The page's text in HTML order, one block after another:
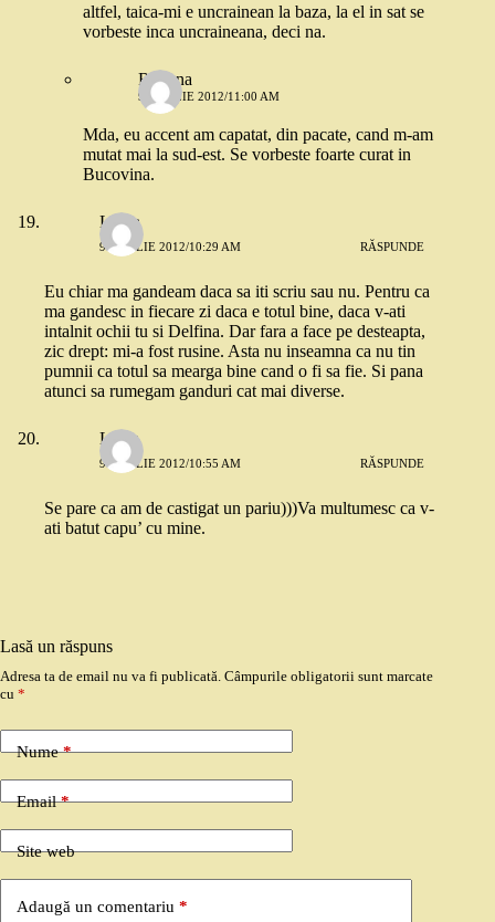
altfel, taica-mi e uncrainean la baza, la el in sat se
vorbeste inca uncraineana, deci na.
Roxana
9 APRILIE 2012/11:00 AM
Mda, eu accent am capatat, din pacate, cand m-am
mutat mai la sud-est. Se vorbeste foarte curat in
Bucovina.
Laura
9 APRILIE 2012/10:29 AM RĂSPUNDE
Eu chiar ma gandeam daca sa iti scriu sau nu. Pentru ca
ma gandesc in fiecare zi daca e totul bine, daca v-ati
intalnit ochii tu si Delfina. Dar fara a face pe desteapta,
zic drept: mi-a fost rusine. Asta nu inseamna ca nu tin
pumnii ca totul sa mearga bine cand o fi sa fie. Si pana
atunci sa rumegam ganduri cat mai diverse.
Luiza
9 APRILIE 2012/10:55 AM RĂSPUNDE
Se pare ca am de castigat un pariu)))Va multumesc ca v-
ati batut capu’ cu mine.
Lasă un răspuns
Adresa ta de email nu va fi publicată. Câmpurile obligatorii sunt marcate
cu *
Nume*
Email*
Site web
Adaugă un comentariu *